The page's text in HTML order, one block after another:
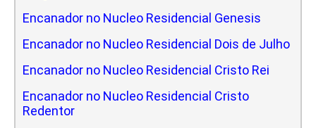
Encanador no Nucleo Residencial Genesis
Encanador no Nucleo Residencial Dois de Julho
Encanador no Nucleo Residencial Cristo Rei
Encanador no Nucleo Residencial Cristo
Redentor